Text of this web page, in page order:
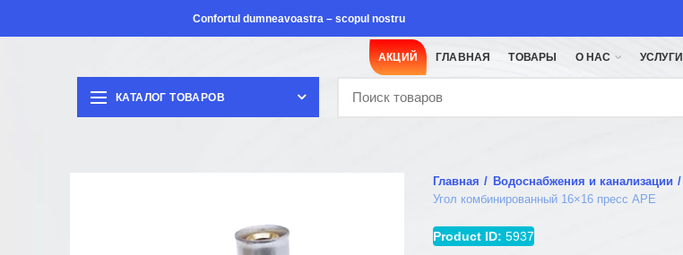
Confortul dumneavoastra – scopul nostru
АКЦИЙ ГЛАВНАЯ ТОВАРЫ О НАС УСЛУГИ
КАТАЛОГ ТОВАРОВ
Главная Водоснабжения и канализации
Угол комбинированный 16×16 пресс APE
Product ID: 5937